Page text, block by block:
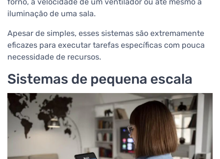
forno, a velocidade de um ventilador ou até mesmo a
iluminação de uma sala.
Apesar de simples, esses sistemas são extremamente
eficazes para executar tarefas específicas com pouca
necessidade de recursos.
Sistemas de pequena escala